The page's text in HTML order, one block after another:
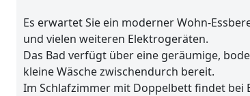
Es erwartet Sie ein moderner Wohn-
und vielen weiteren Elektrogeräten.
Das Bad verfügt über eine geräumige,
kleine Wäsche zwischendurch bereit.
Im Schlafzimmer mit Doppelbett findet bei